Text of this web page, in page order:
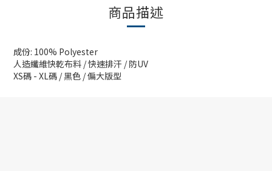
商品描述
成份: 100% Polyester
人造纖維快乾布料 / 快速排汗 / 防UV
XS碼 - XL碼 / 黑色 / 偏大版型